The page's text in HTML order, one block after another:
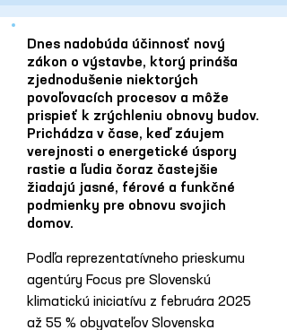
Dnes nadobúda účinnosť nový
zákon o výstavbe, ktorý prináša
zjednodušenie niektorých
povoľovacích procesov a môže
prispieť k zrýchleniu obnovy budov.
Prichádza v čase, keď záujem
verejnosti o energetické úspory
rastie a ľudia čoraz častejšie
žiadajú jasné, férové a funkčné
podmienky pre obnovu svojich
domov.
Podľa reprezentatívneho prieskumu
agentúry Focus pre Slovenskú
klimatickú iniciatívu z februára 2025
až 55 % obyvateľov Slovenska